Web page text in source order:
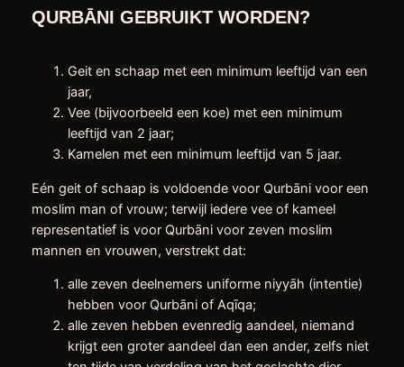
QURBĀNI GEBRUIKT WORDEN?
Geit en schaap met een minimum leeftijd van een
jaar,
Vee (bijvoorbeeld een koe) met een minimum
leeftijd van 2 jaar;
Kamelen met een minimum leeftijd van 5 jaar.
Eén geit of schaap is voldoende voor Qurbāni voor een
moslim man of vrouw; terwijl iedere vee of kameel
representatief is voor Qurbāni voor zeven moslim
mannen en vrouwen, verstrekt dat:
alle zeven deelnemers uniforme niyyāh (intentie)
hebben voor Qurbāni of Aqīqa;
alle zeven hebben evenredig aandeel, niemand
krijgt een groter aandeel dan een ander, zelfs niet